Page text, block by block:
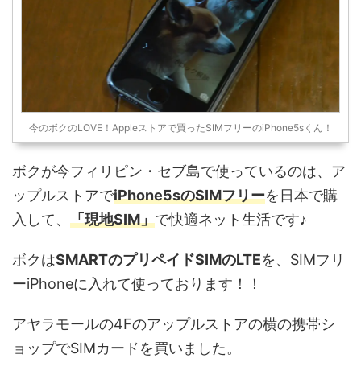
今のボクのLOVE！Appleストアで買ったSIMフリーのiPhone5sくん！
ボクが今フィリピン・セブ島で使っているのは、ア
ップルストアでiPhone5sのSIMフリーを日本で購
入して、 「現地SIM」で快適ネット生活です♪
ボクはSMARTのプリペイドSIMのLTEを、SIMフリ
ーiPhoneに入れて使っております！！
アヤラモールの4Fのアップルストアの横の携帯シ
ョップでSIMカードを買いました。